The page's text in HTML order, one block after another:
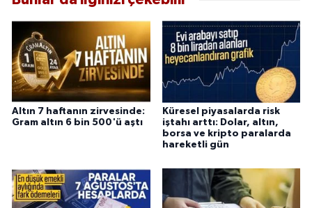
Altın 7 haftanın zirvesinde:
Gram altın 6 bin 500'ü aştı
Küresel piyasalarda risk
iştahı arttı: Dolar, altın,
borsa ve kripto paralarda
hareketli gün